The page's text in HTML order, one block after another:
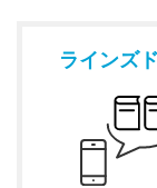
ラインズ